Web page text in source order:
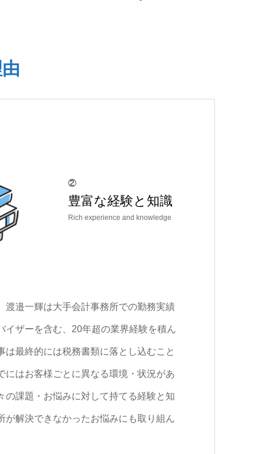
②
豊富な経験と知識
Rich experience and knowledge
渡邉一輝は大手会計事務所での勤務実績
イザーを含む、20年超の業界経験を積ん
は最終的には税務書類に落とし込むこと
にはお客様ごとに異なる環境・状況があ
の課題・お悩みに対して持てる経験と知
が解決できなかったお悩みにも取り組ん